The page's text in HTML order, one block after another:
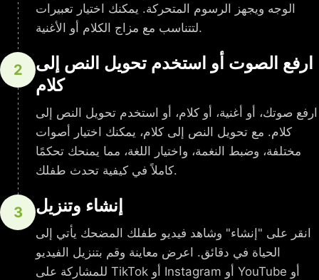
الوجه ويجهز الرسوم المتحركة. يمكنك اختيار تعبيرات
لتتناسب مع مزاج الكلام أو الأغنية.
2
ارفع الصوت أو استخدم تحويل النص إلى
كلام
ارفع صوتك، أو أغنية، أو كلام، أو استخدم تحويل النص إلى
كلام. مع تحويل النص إلى كلام، يمكنك اختيار أصوات
مختلفة، وضبط النغمة، واختيار اللغة، مما يمنحك تحكمًا
كاملاً في كيفية تحدث طفلك.
3 إنشاء وتنزيل
انقر على "إنشاء" وشاهد فيديو طفلك المضحك يأتي إلى
الحياة في دقائق. اعرض معاينة وقم بتنزيل الفيديو
للمشاركة على TikTok أو Instagram أو YouTube أو